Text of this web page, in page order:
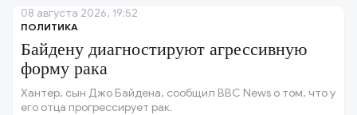
ПОЛИТИКА
Байдену диагностируют агрессивную
форму рака
Хантер, сын Джо Байдена, сообщил BBC News о том, что у
его отца прогрессирует рак.
08 августа 2026, 19:52